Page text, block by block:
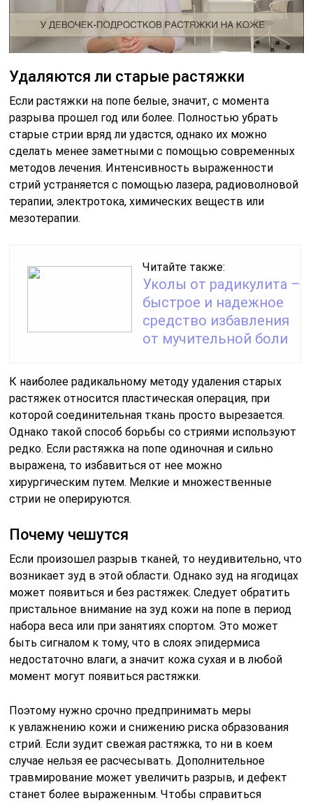
Удаляются ли старые растяжки
Если растяжки на попе белые, значит, с момента
разрыва прошел год или более. Полностью убрать
старые стрии вряд ли удастся, однако их можно
сделать менее заметными с помощью современных
методов лечения. Интенсивность выраженности
стрий устраняется с помощью лазера, радиоволновой
терапии, электротока, химических веществ или
мезотерапии.
Читайте также:
Уколы от радикулита –
быстрое и надежное
средство избавления
от мучительной боли
К наиболее радикальному методу удаления старых
растяжек относится пластическая операция, при
которой соединительная ткань просто вырезается.
Однако такой способ борьбы со стриями используют
редко. Если растяжка на попе одиночная и сильно
выражена, то избавиться от нее можно
хирургическим путем. Мелкие и множественные
стрии не оперируются.
Почему чешутся
Если произошел разрыв тканей, то неудивительно, что
возникает зуд в этой области. Однако зуд на ягодицах
может появиться и без растяжек. Следует обратить
пристальное внимание на зуд кожи на попе в период
набора веса или при занятиях спортом. Это может
быть сигналом к тому, что в слоях эпидермиса
недостаточно влаги, а значит кожа сухая и в любой
момент могут появиться растяжки.
Поэтому нужно срочно предпринимать меры
к увлажнению кожи и снижению риска образования
стрий. Если зудит свежая растяжка, то ни в коем
случае нельзя ее расчесывать. Дополнительное
травмирование может увеличить разрыв, и дефект
станет более выраженным. Чтобы справиться